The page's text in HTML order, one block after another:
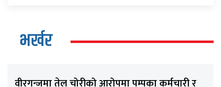
भर्खर
वीरगन्जमा तेल चोरीको आरोपमा पम्पका कर्मचारी र